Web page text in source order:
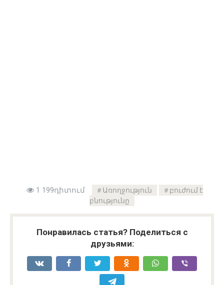
1 199դիտում Առողջություն
բուժում է
բնությունը
Понравилась статья? Поделиться с
друзьями: